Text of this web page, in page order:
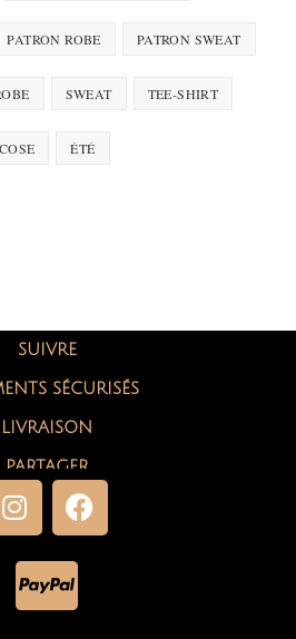
PATRON ROBE PATRON SWEAT
SWEAT TEE-SHIRT
ÉTÉ
SUIVRE
SÉCURISÉS
LIVRAISON
PARTAGER